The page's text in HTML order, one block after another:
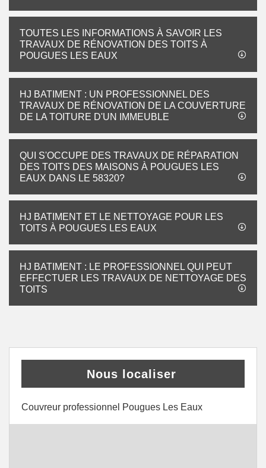
TOUTES LES INFORMATIONS À SAVOIR LES
TRAVAUX DE RÉNOVATION DES TOITS À
POUGUES LES EAUX
HJ BATIMENT : UN PROFESSIONNEL DES
TRAVAUX DE RÉNOVATION DE LA COUVERTURE
DE LA TOITURE D'UN IMMEUBLE
QUI S'OCCUPE DES TRAVAUX DE RÉPARATION
DES TOITS DES MAISONS À POUGUES LES
EAUX DANS LE 58320?
HJ BATIMENT ET LE NETTOYAGE POUR LES
TOITS À POUGUES LES EAUX
HJ BATIMENT : LE PROFESSIONNEL QUI PEUT
EFFECTUER LES TRAVAUX DE NETTOYAGE DES
TOITS
Nous localiser
Couvreur professionnel Pougues Les Eaux